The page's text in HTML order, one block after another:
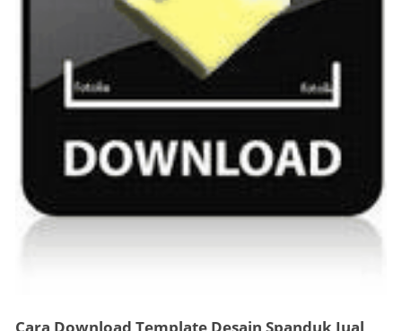
Cara Download Template Desain Spanduk Jual